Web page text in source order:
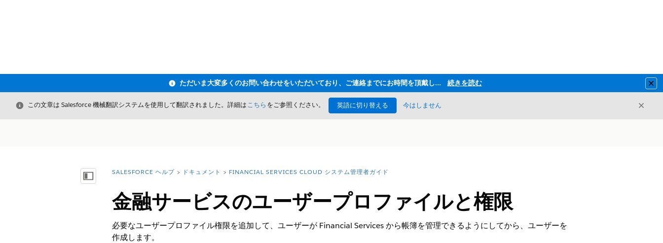
ただいま大変多くのお問い合わせをいただいており、ご連絡までにお時間を頂戴しております 続きを読む
閉じる
この文章は Salesforce 機械翻訳システムを使用して翻訳されました。詳細はこちら をご参照ください。 英語に切り替える 今はしません 閉じる
目次を表示詳細情報:
SALESFORCE ヘルプ ドキュメント FINANCIAL SERVICES CLOUD システム管理者ガイド
金融サービスのユーザープロファイルと権限
必要なユーザープロファイル権限を追加して、ユーザーが Financial Services から帳簿を管理できるようにしてから、ユーザーを
作成します。